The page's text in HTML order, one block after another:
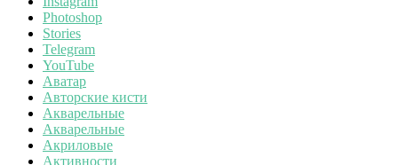
Photoshop
Stories
Telegram
YouTube
Аватар
Авторские кисти
Акварельные
Акварельные
Акриловые
Активности